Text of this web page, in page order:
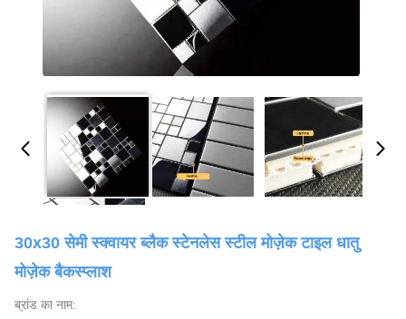
30x30 सेमी स्क्वायर ब्लैक स्टेनलेस स्टील मोज़ेक टाइल धातु
मोज़ेक बैकस्प्लाश
ब्रांड का नाम: